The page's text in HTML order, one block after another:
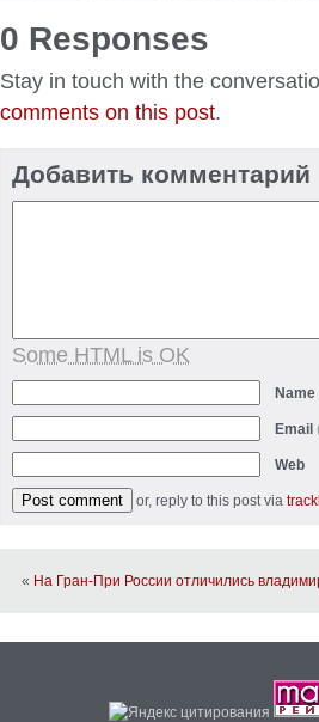
0 Responses
Stay in touch with the
comments on this post.
Добавить комментарий
Some HTML is OK
Name
Email
Web
or, reply to this post via
« На Гран-При России отличились